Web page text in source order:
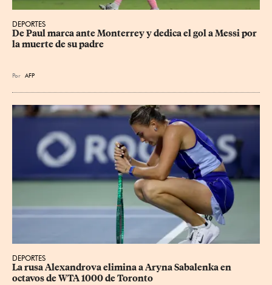
DEPORTES
De Paul marca ante Monterrey y dedica el gol a Messi por
la muerte de su padre
Por AFP
DEPORTES
La rusa Alexandrova elimina a Aryna Sabalenka en
octavos de WTA 1000 de Toronto